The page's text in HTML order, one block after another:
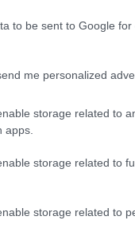
to be sent to Google
me personalized
storage related to
apps.
storage related to
storage related to
a
e ora si
la latenza a livelli
Nvidia non si è
a dominare il